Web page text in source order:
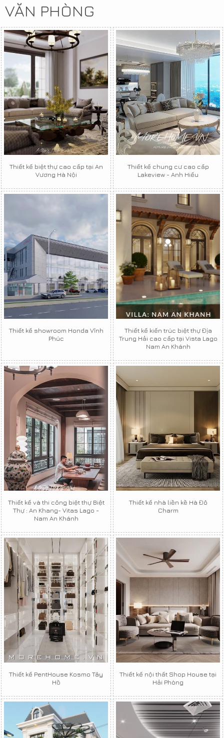
VĂN PHÒNG
Thiết kế biệt thự cao cấp tại An
Vương Hà Nội
Thiết kế chung cư cao cấp
Lakeview - Anh Hiếu
Thiết kế showroom Honda Vĩnh
Phúc
Thiết kế kiến trúc biệt thự Địa
Trung Hải cao cấp tại Vista Lago
Nam An Khánh
Thiết kế và thi công biệt thự Biệt
Thự : An Khang- Vitas Lago -
Nam An Khánh
Thiết kế nhà liền kề Hà Đô
Charm
Thiết kế PentHouse Kosmo Tây
Hồ
Thiết kế nội thất Shop House tại
Hải Phòng